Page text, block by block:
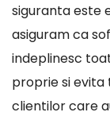
siguranta este
asiguram ca
indeplinesc
proprie si
clientilor care